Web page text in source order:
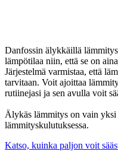
Danfossin älykkäillä
lämpötilaa niin, että se on
Järjestelmä varmistaa, että
tarvitaan. Voit ajoittaa
rutiinejasi ja sen avulla voit
Älykäs lämmitys on vain yksi
lämmityskulutuksessa.
Katso, kuinka paljon voit